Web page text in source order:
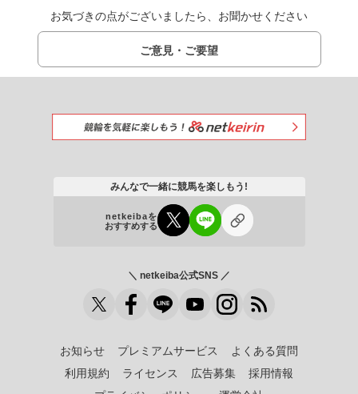
お気づきの点がございましたら、お聞かせください
ご意見・ご要望
みんなで一緒に競馬を楽しもう!
netkeibaを
おすすめする
＼ netkeiba公式SNS ／
お知らせ プレミアムサービス
よくある質問
利用規約
ライセンス 広告募集
採用情報